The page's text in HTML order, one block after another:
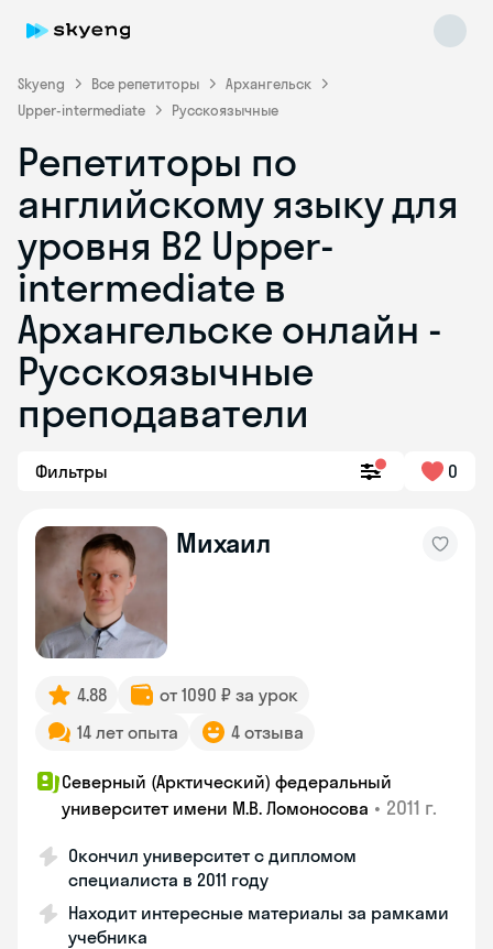
Skyeng Все репетиторы
Архангельск
Upper-intermediate
Русскоязычные
Репетиторы по
английскому языку для
уровня B2 Upper-
intermediate в
Архангельске онлайн -
Русскоязычные
преподаватели
Фильтры 0
Михаил
4.88
от 1090 ₽ за урок
14 лет опыта
4 отзыва
Северный (Арктический) федеральный
университет имени М.В. Ломоносова • 2011 г.
Окончил университет с дипломом
специалиста в 2011 году
Находит интересные материалы за рамками
учебника
Skyeng Chat